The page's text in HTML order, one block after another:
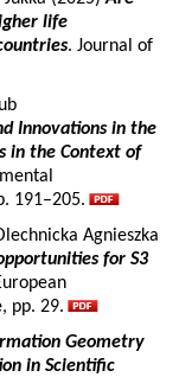
life
. Journal of
Innovations in the
in the Context of
191–205.
Agnieszka
for S3
pp. 29.
Geometry
in Scientific